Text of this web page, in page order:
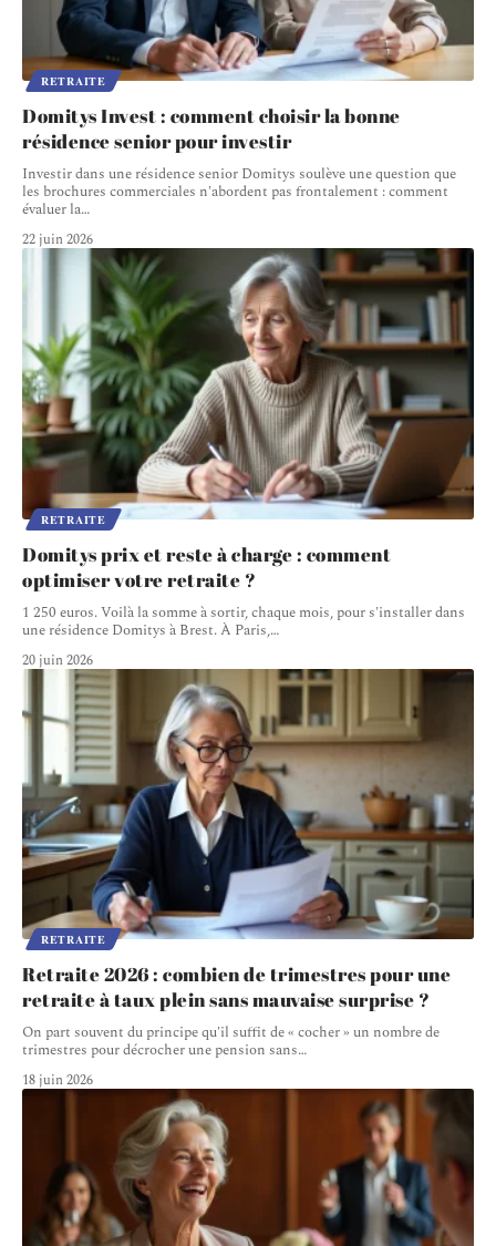
RETRAITE
Domitys Invest : comment choisir la bonne
résidence senior pour investir
Investir dans une résidence senior Domitys soulève une question que
les brochures commerciales n'abordent pas frontalement : comment
évaluer la…
22 juin 2026
RETRAITE
Domitys prix et reste à charge : comment
optimiser votre retraite ?
1 250 euros. Voilà la somme à sortir, chaque mois, pour s'installer dans
une résidence Domitys à Brest. À Paris,…
20 juin 2026
RETRAITE
Retraite 2026 : combien de trimestres pour une
retraite à taux plein sans mauvaise surprise ?
On part souvent du principe qu'il suffit de « cocher » un nombre de
trimestres pour décrocher une pension sans…
18 juin 2026